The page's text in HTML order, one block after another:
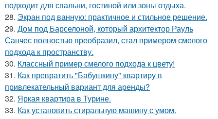
подходит для спальни, гостиной или зоны отдыха.
28. Экран под ванную: практичное и стильное решение.
29. Дом под Барселоной, который архитектор Рауль
Санчес полностью преобразил, стал примером смелого
подхода к пространству.
30. Классный пример смелого подхода к цвету!
31. Как превратить "Бабушкину" квартиру в
привлекательный вариант для аренды?
32. Яркая квартира в Турине.
33. Как установить стиральную машину с умом.